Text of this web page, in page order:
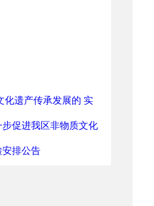
化遗产传承发展的 实
促进我区非物质文化
安排公告